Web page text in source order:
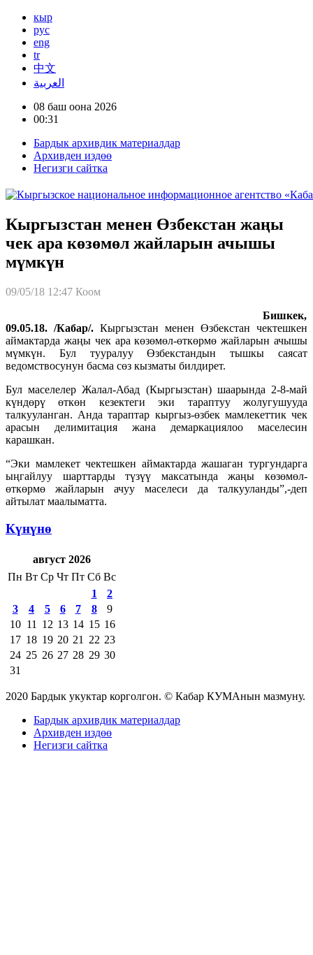
кыр
рус
eng
tr
中文
العربية
08 баш оона 2026
00:31
Бардык архивдик материалдар
Архивден издөө
Негизги сайтка
Кыргызстан менен Өзбекстан жаңы
чек ара көзөмөл жайларын ачышы
мүмкүн
09/05/18 12:47 Коом
Бишкек,
09.05.18. /Кабар/. Кыргызстан менен Өзбекстан чектешкен
аймактарда жаңы чек ара көзөмөл-өткөрмө жайларын ачышы
мүмкүн. Бул тууралуу Өзбекстандын тышкы саясат
ведомствосунун басма сөз кызматы билдирет.
Бул маселелер Жалал-Абад (Кыргызстан) шаарында 2-8-май
күндөрү өткөн кезектеги эки тараптуу жолугушууда
талкууланган. Анда тараптар кыргыз-өзбек мамлекеттик чек
арасын делимитация жана демаркациялоо маселесин
карашкан.
“Эки мамлекет чектешкен аймактарда жашаган тургундарга
ыңгайлуу шарттарды түзүү максатында жаңы көзөмөл-
өткөрмө жайларын ачуу маселеси да талкууланды”,-деп
айтылат маалыматта.
Күнүнө
август 2026
Пн Вт Ср Чт Пт Сб Вс
1
2
3
4 5 6 7 8
9
10 11 12 13 14 15 16
17 18 19 20 21 22 23
24 25 26 27 28 29 30
31
2020 Бардык укуктар корголгон. © Кабар КУМАнын мазмуну.
Бардык архивдик материалдар
Архивден издөө
Негизги сайтка